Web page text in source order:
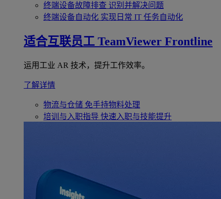
终端设备故障排查 识别并解决问题
终端设备自动化 实现日常 IT 任务自动化
适合互联员工 TeamViewer Frontline
运用工业 AR 技术，提升工作效率。
了解详情
物流与仓储 免手持物料处理
培训与入职指导 快速入职与技能提升